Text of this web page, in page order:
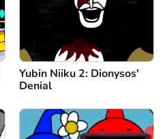
Yubin Niiku 2: Dionysos'
Denial